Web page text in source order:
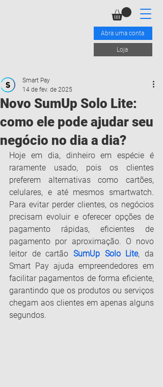
Abra uma conta
Loja
Novo SumUp Solo Lite:
como ele pode ajudar seu
negócio no dia a dia?
Smart Pay
14 de fev. de 2025
Hoje em dia, dinheiro em espécie é
raramente usado, pois os clientes
preferem alternativas como cartões,
celulares, e até mesmos smartwatch.
Para evitar perder clientes, os negócios
precisam evoluir e oferecer opções de
pagamento rápidas, eficientes de
pagamento por aproximação. O novo
leitor de cartão SumUp Solo Lite, da
Smart Pay ajuda empreendedores em
facilitar pagamentos de forma eficiente,
garantindo que os produtos ou serviços
chegam aos clientes em apenas alguns
segundos.